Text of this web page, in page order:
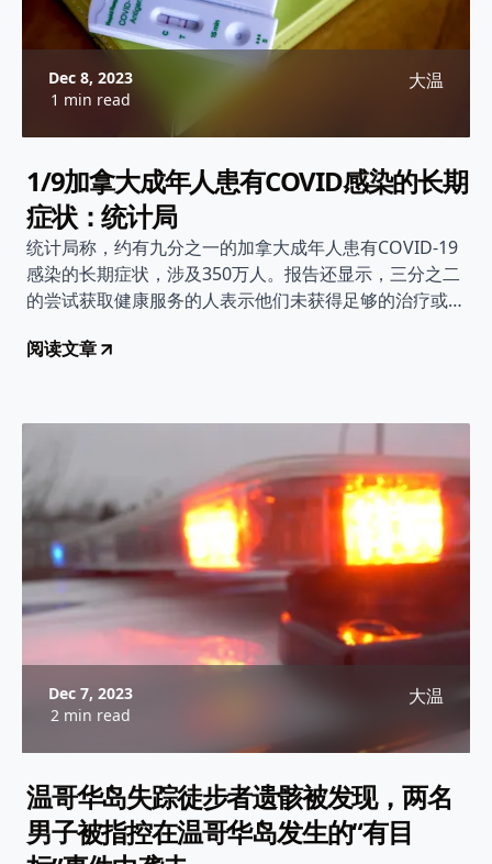
Dec 8, 2023
1 min read
大温
1/9加拿大成年人患有COVID感染的长期
症状：统计局
统计局称，约有九分之一的加拿大成年人患有COVID-19
感染的长期症状，涉及350万人。报告还显示，三分之二
的尝试获取健康服务的人表示他们未获得足够的治疗或支
阅读文章
Dec 7, 2023
2 min read
大温
温哥华岛失踪徒步者遗骸被发现，两名
男子被指控在温哥华岛发生的“有目